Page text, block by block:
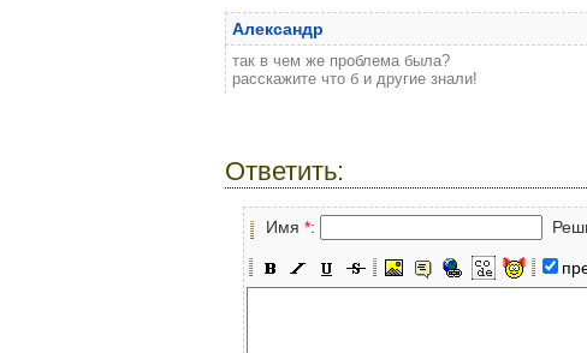
Александр
так в чем же проблема была?
расскажите что б и другие знали!
Ответить:
Имя *: